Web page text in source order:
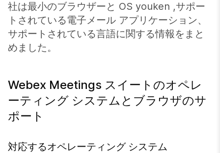
社は最小のブラウザーと OS youken ,サポー
トされている電子メール アプリケーション、
サポートされている言語に関する情報をまと
めました。
Webex Meetings スイートのオペレ
ーティング システムとブラウザのサ
ポート
対応するオペレーティング システム